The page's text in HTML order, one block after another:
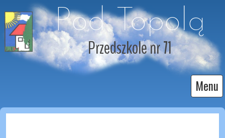
Pod Topolą
Przedszkole nr 71
Menu